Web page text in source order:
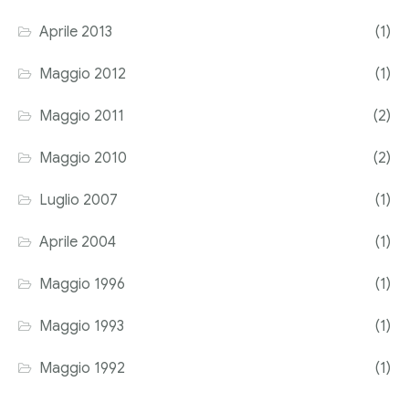
Aprile 2013 (1)
Maggio 2012 (1)
Maggio 2011 (2)
Maggio 2010 (2)
Luglio 2007 (1)
Aprile 2004 (1)
Maggio 1996 (1)
Maggio 1993 (1)
Maggio 1992 (1)